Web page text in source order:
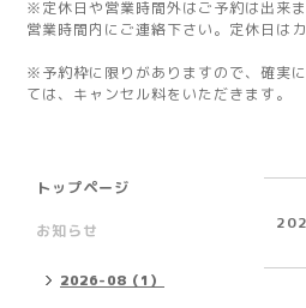
※定休日や営業時間外はご予約は出来ま
営業時間内にご連絡下さい。定休日は
※予約枠に限りがありますので、確実
ては、キャンセル料をいただきます。
トップページ
お知らせ
2026-08（1）